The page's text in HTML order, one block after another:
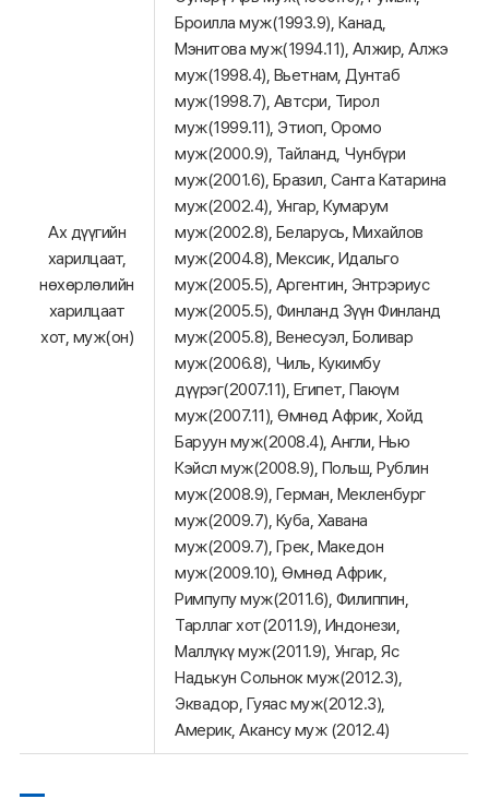
Ах дүүгийн
харилцаат,
нөхөрлөлийн
харилцаат
хот, муж(он)
Броилла муж(1993.9), Канад,
Мэнитова муж(1994.11), Алжир, Алжэ
муж(1998.4), Вьетнам, Дунтаб
муж(1998.7), Автсри, Тирол
муж(1999.11), Этиоп, Оромо
муж(2000.9), Тайланд, Чунбүри
муж(2001.6), Бразил, Санта Катарина
муж(2002.4), Унгар, Кумарум
муж(2002.8), Беларусь, Михайлов
муж(2004.8), Мексик, Идальго
муж(2005.5), Аргентин, Энтрэриус
муж(2005.5), Финланд Зүүн Финланд
муж(2005.8), Венесуэл, Боливар
муж(2006.8), Чиль, Кукимбу
дүүрэг(2007.11), Египет, Паюүм
муж(2007.11), Өмнөд Африк, Хойд
Баруун муж(2008.4), Англи, Нью
Кэйсл муж(2008.9), Польш, Рублин
муж(2008.9), Герман, Мекленбург
муж(2009.7), Куба, Хавана
муж(2009.7), Грек, Македон
муж(2009.10), Өмнөд Африк,
Римпупу муж(2011.6), Филиппин,
Тарллаг хот(2011.9), Индонези,
Маллүкү муж(2011.9), Унгар, Яс
Надькун Сольнок муж(2012.3),
Эквадор, Гуяас муж(2012.3),
Америк, Акансу муж (2012.4)